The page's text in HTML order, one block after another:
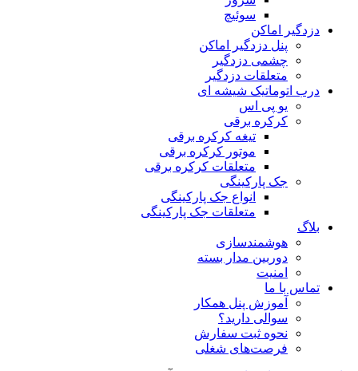
سوئیچ
دزدگیر اماکن
پنل دزدگیر اماکن
چشمی دزدگیر
متعلقات دزدگیر
درب اتوماتیک شیشه ای
یو پی اس
کرکره برقی
تیغه کرکره برقی
موتور کرکره برقی
متعلقات کرکره برقی
جک پارکینگی
انواع جک پارکینگی
متعلقات جک پارکینگی
بلاگ
هوشمندسازی
دوربین مدار بسته
امنیت
تماس با ما
آموزش پنل همکار
سوالی دارید؟
نحوه ثبت سفارش
فرصت‌های شغلی